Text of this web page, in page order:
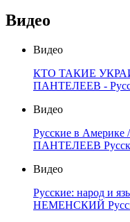
Видео
Видео
КТО ТАКИЕ
ПАНТЕЛЕЕВ -
Видео
Русские в
ПАНТЕЛЕЕВ
Видео
Русские: народ и
НЕМЕНСКИЙ